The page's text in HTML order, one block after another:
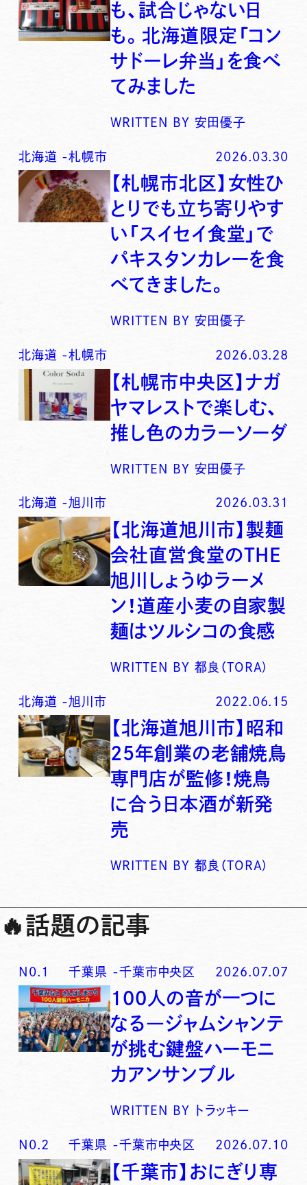
も、試合じゃない日
も。北海道限定「コン
サドーレ弁当」を食べ
てみました
WRITTEN BY 安田優子
北海道 -札幌市 2026.03.30
【札幌市北区】女性ひ
とりでも立ち寄りやす
い「スイセイ食堂」で
パキスタンカレーを食
べてきました。
WRITTEN BY 安田優子
北海道 -札幌市 2026.03.28
【札幌市中央区】ナガ
ヤマレストで楽しむ、
推し色のカラーソーダ
WRITTEN BY 安田優子
北海道 -旭川市 2026.03.31
【北海道旭川市】製麺
会社直営食堂のTHE
旭川しょうゆラーメ
ン！道産小麦の自家製
麺はツルシコの食感
WRITTEN BY 都良（TORA)
北海道 -旭川市 2022.06.15
【北海道旭川市】昭和
25年創業の老舗焼鳥
専門店が監修！焼鳥
に合う日本酒が新発
売
WRITTEN BY 都良（TORA)
🔥話題の記事
N0. 1 千葉県 -千葉市中央区 2026.07.07
100人の音が一つに
なる―ジャムシャンテ
が挑む鍵盤ハーモニ
カアンサンブル
WRITTEN BY トラッキー
N0. 2 千葉県 -千葉市中央区 2026.07.10
【千葉市】おにぎり専